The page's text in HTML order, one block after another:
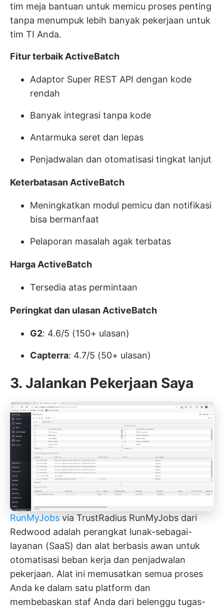
tim meja bantuan untuk memicu proses penting
tanpa menumpuk lebih banyak pekerjaan untuk
tim TI Anda.
Fitur terbaik ActiveBatch
Adaptor Super REST API dengan kode
rendah
Banyak integrasi tanpa kode
Antarmuka seret dan lepas
Penjadwalan dan otomatisasi tingkat lanjut
Keterbatasan ActiveBatch
Meningkatkan modul pemicu dan notifikasi
bisa bermanfaat
Pelaporan masalah agak terbatas
Harga ActiveBatch
Tersedia atas permintaan
Peringkat dan ulasan ActiveBatch
G2: 4.6/5 (150+ ulasan)
Capterra: 4.7/5 (50+ ulasan)
3. Jalankan Pekerjaan Saya
RunMyJobs via TrustRadius RunMyJobs dari
Redwood adalah perangkat lunak-sebagai-
layanan (SaaS) dan alat berbasis awan untuk
otomatisasi beban kerja dan penjadwalan
pekerjaan. Alat ini memusatkan semua proses
Anda ke dalam satu platform dan
membebaskan staf Anda dari belenggu tugas-